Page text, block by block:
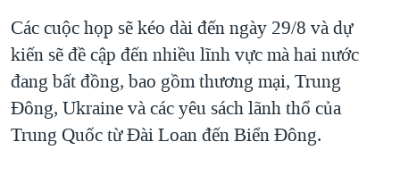
Các cuộc họp sẽ kéo dài đến ngày 29/8 và dự
kiến sẽ đề cập đến nhiều lĩnh vực mà hai nước
đang bất đồng, bao gồm thương mại, Trung
Đông, Ukraine và các yêu sách lãnh thổ của
Trung Quốc từ Đài Loan đến Biển Đông.